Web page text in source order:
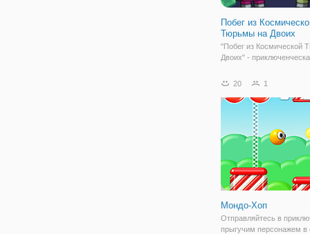
Побег из
Тюрьмы на Двоих
"Побег из Космической
Двоих" -
вы будете помогать
космического корабля,
захватили пришельцы.
ваша задача
20 1
Мондо-Хоп
Отправляйтесь в
прыгучим персонажем в